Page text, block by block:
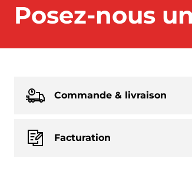
Posez-nous
Commande & livraison
Facturation